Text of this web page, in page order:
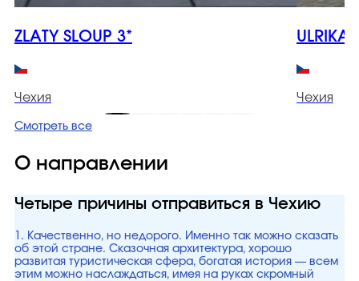
ZLATY SLOUP 3*
Чехия
ULRIKA
Чехия
Смотреть все
О направлении
Четыре причины отправиться в Чехию
1. Качественно, но недорого. Именно так можно сказать
об этой стране. Сказочная архитектура, хорошо
развитая туристическая сфера, богатая история — всем
этим можно наслаждаться, имея на руках скромный